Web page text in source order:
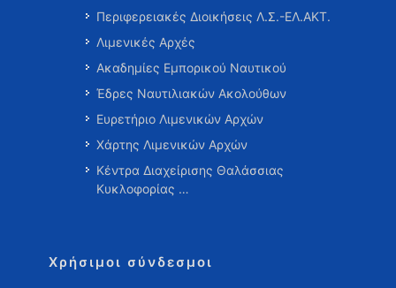
Περιφερειακές Διοικήσεις Λ.Σ.-ΕΛ.ΑΚΤ.
Λιμενικές Αρχές
Ακαδημίες Εμπορικού Ναυτικού
Έδρες Ναυτιλιακών Ακολούθων
Ευρετήριο Λιμενικών Αρχών
Χάρτης Λιμενικών Αρχών
Κέντρα Διαχείρισης Θαλάσσιας
Κυκλοφορίας …
Χρήσιμοι σύνδεσμοι